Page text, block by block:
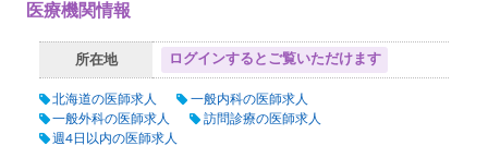
医療機関情報
所在地 ログインするとご覧いただけます
北海道の医師求人
一般内科の医師求人
一般外科の医師求人
訪問診療の医師求人
週4日以内の医師求人